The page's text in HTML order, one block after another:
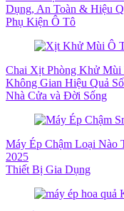
Dụng, An Toàn & Hiệu
Phụ Kiện Ô Tô
Chai Xịt Phòng Khử Mùi
Không Gian Hiệu Quả Số
Nhà Cửa và Đời Sống
Máy Ép Chậm Loại Nào
2025
Thiết Bị Gia Dụng